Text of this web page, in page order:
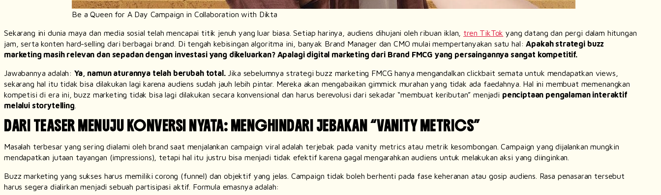
Be a Queen for A Day Campaign in Collaboration with Dikta
Sekarang ini dunia maya dan media sosial telah mencapai titik jenuh yang luar biasa. Setiap harinya, audiens dihujani oleh ribuan iklan, tren TikTok yang datang dan pergi dalam hitungan
jam, serta kontenhard-selling dari berbagai brand . Di tengah kebisingan algoritma ini, banyak Brand Manager dan CMO mulai mempertanyakan satu hal:Apakah strategi buzz
marketing masih relevan dan sepadan dengan investasi yang dikeluarkan? Apalagi digital marketing dari Brand FMCG yang persaingannya sangat kompetitif.
Jawabannya adalah: Ya, namun aturannya telah berubah total.Jika sebelumnya strategibuzz marketing FMCG hanya mengandalkanclickbait semata untuk mendapatkan views
sekarang hal itu tidak bisa dilakukan lagi karena audiens sudah jauh lebih pintar. Mereka akan mengabaikan gimmick murahan yang tidak ada faedahnya. Hal ini membuat memenangkan
kompetisi di era ini,buzz marketing tidak bisa lagi dilakukan secara konvensional dan harus berevolusi dari sekadar “membuat keributan” menjadi penciptaan pengalaman interaktif
melalui storytelling
DARI TEASER MENUJU KONVERSI NYATA: MENGHINDARI JEBAKAN “VANITY METRICS”
Masalah terbesar yang sering dialami olehbrand saat menjalankan campaign viral adalah terjebak pada vanity metrics atau metrik kesombongan.Campaign yang dijalankan mungkin
mendapatkan jutaan tayangan (impressions), tetapi hal itu justru bisa menjadi tidak efektif karena gagal mengarahkan audiens untuk melakukan aksi yang diinginkan.
Buzz marketing yang sukses harus memiliki corong (funnel) dan objektif yang jelas. Campaign tidak boleh berhenti pada fase keheranan atau gosip audiens. Rasa penasaran tersebut
harus segera dialirkan menjadi sebuah partisipasi aktif. Formula emasnya adalah: